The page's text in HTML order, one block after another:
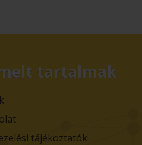
tartalmak
tájékoztatók